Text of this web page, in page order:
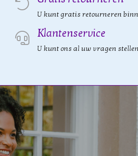
U kunt gratis retourneren
Klantenservice
U kunt ons al uw vragen stellen